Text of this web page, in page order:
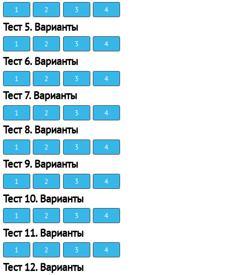
1 2 3 4
Тест 5. Варианты
1 2 3 4
Тест 6. Варианты
1 2 3 4
Тест 7. Варианты
1 2 3 4
Тест 8. Варианты
1 2 3 4
Тест 9. Варианты
1 2 3 4
Тест 10. Варианты
1 2 3 4
Тест 11. Варианты
1 2 3 4
Тест 12. Варианты